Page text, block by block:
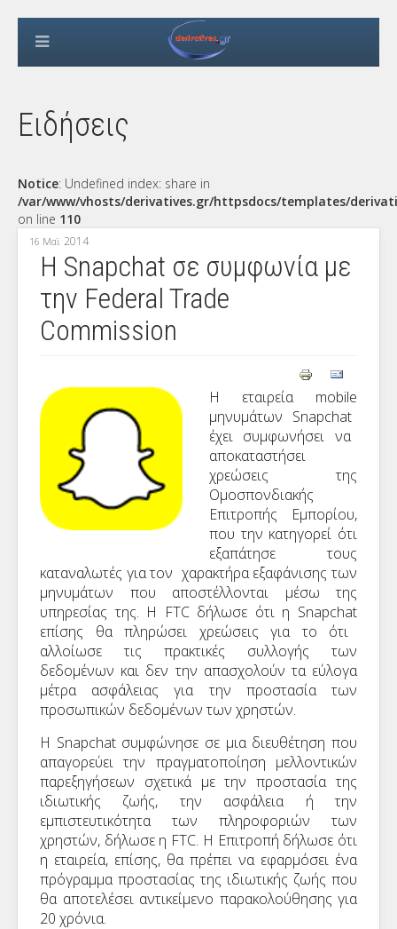
Ειδήσεις
Notice: Undefined index: share in
/var/www/vhosts/derivatives.gr/httpsdocs/templates/
on line 110
16 Μαϊ 2014
Η Snapchat σε συμφωνία με
την Federal Trade
Commission
Η εταιρεία mobile
μηνυμάτων Snapchat
έχει συμφωνήσει να
αποκαταστήσει
χρεώσεις της
Ομοσπονδιακής
Επιτροπής Εμπορίου,
που την κατηγορεί ότι
εξαπάτησε τους
καταναλωτές για τον χαρακτήρα εξαφάνισης των
μηνυμάτων που αποστέλλονται μέσω της
υπηρεσίας της. Η FTCδήλωσε ότι η Snapchat
επίσης θα πληρώσει χρεώσεις για το ότι
αλλοίωσε τις πρακτικές συλλογής των
δεδομένων και δεν την απασχολούν τα εύλογα
μέτρα ασφάλειας για την προστασία των
προσωπικών δεδομένων των χρηστών.
Η Snapchatσυμφώνησε σε μια διευθέτηση που
απαγορεύει την πραγματοποίηση μελλοντικών
παρεξηγήσεων σχετικά με την προστασία της
ιδιωτικής ζωής, την ασφάλεια ή την
εμπιστευτικότητα των πληροφοριών των
χρηστών, δήλωσε η FTC. Η Επιτροπή δήλωσε ότι
η εταιρεία, επίσης, θα πρέπει να εφαρμόσει ένα
πρόγραμμα προστασίας της ιδιωτικής ζωής που
θα αποτελέσει αντικείμενο παρακολούθησης για
20 χρόνια.